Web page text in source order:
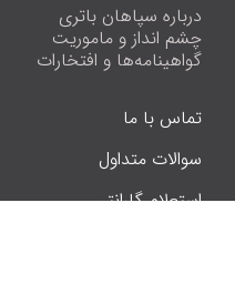
درباره سپاهان باتری
چشم انداز و ماموریت
گواهینامه‌ها و افتخارات
تماس با ما
سوالات متداول
استعلام گارانتی